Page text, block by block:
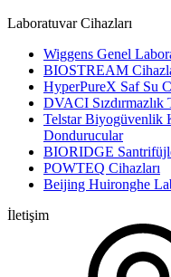
Laboratuvar Cihazları
Wiggens Genel
BIOSTREAM
HyperPureX Saf Su
DVACI Sızdırmazlık
Telstar Biyogüvenlik
Dondurucular
BIORIDGE
POWTEQ Cihazları
Beijing Huironghe
İletişim